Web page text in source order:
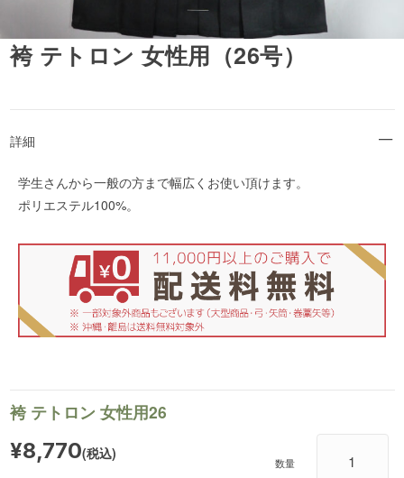
袴 テトロン 女性用（26号）
詳細
学生さんから一般の方まで幅広くお使い頂けます。
ポリエステル100%。
袴 テトロン 女性用26
¥8,770(税込)
数量